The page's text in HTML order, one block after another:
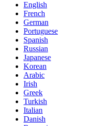
English
French
German
Portuguese
Spanish
Russian
Japanese
Korean
Arabic
Irish
Greek
Turkish
Italian
Danish